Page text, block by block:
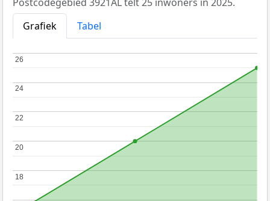
Grafiek
Tabel
18
18
20
20
22
22
24
24
26
26